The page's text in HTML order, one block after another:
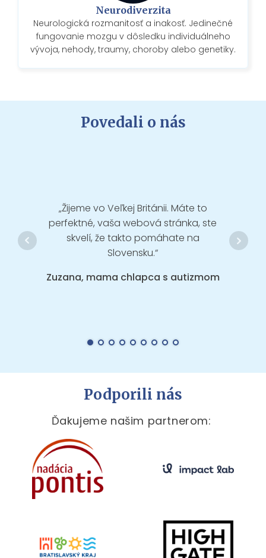
Neurodiverzita
Neurologická rozmanitosť a inakosť. Jedinečné
fungovanie mozgu v dôsledku individuálneho
vývoja, nehody, traumy, choroby alebo genetiky.
Povedali o nás
„Žijeme vo Veľkej Británii. Máte to
perfektné, vaša webová stránka, ste
skvelí, že takto pomáhate na
Slovensku.“
Zuzana, mama chlapca s autizmom
Podporili nás
Ďakujeme našim partnerom: